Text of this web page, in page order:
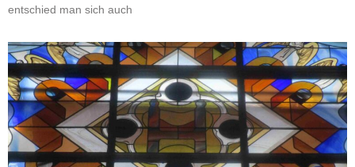
entschied man sich auch